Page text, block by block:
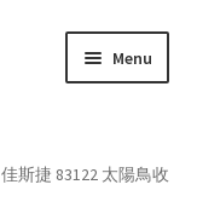
Menu
佳斯捷 83122 太陽鳥收